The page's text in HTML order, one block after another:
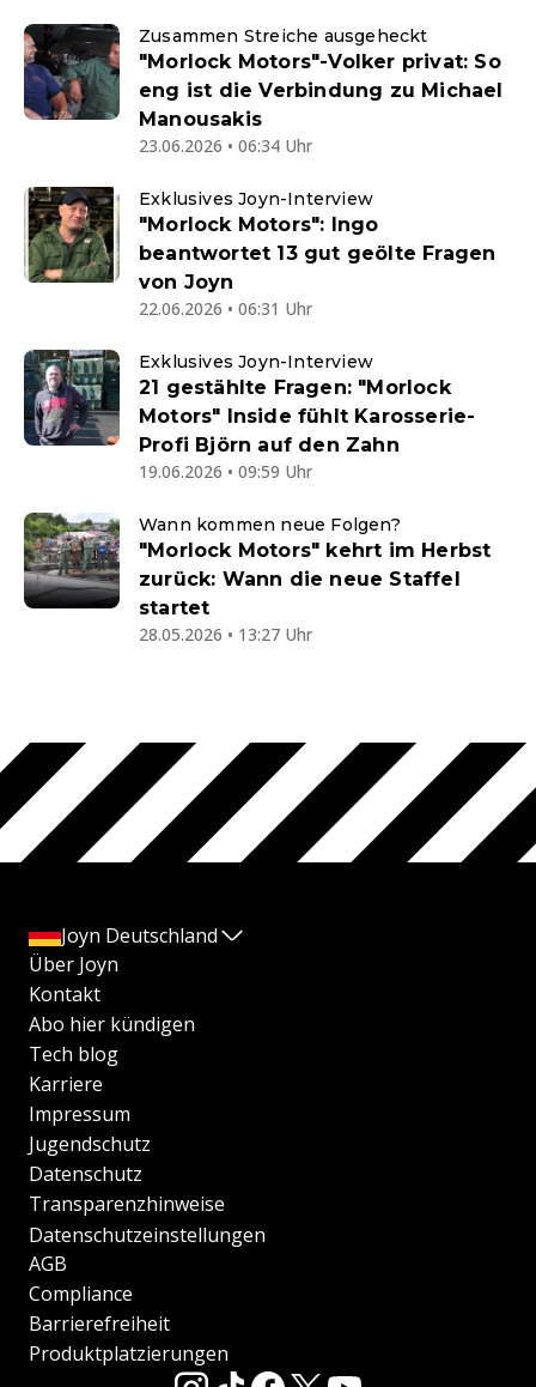
Zusammen Streiche ausgeheckt
"Morlock Motors"-Volker privat: So
eng ist die Verbindung zu Michael
Manousakis
23.06.2026 • 06:34 Uhr
Exklusives Joyn-Interview
"Morlock Motors": Ingo
beantwortet 13 gut geölte Fragen
von Joyn
22.06.2026 • 06:31 Uhr
Exklusives Joyn-Interview
21 gestählte Fragen: "Morlock
Motors" Inside fühlt Karosserie-
Profi Björn auf den Zahn
19.06.2026 • 09:59 Uhr
Wann kommen neue Folgen?
"Morlock Motors" kehrt im Herbst
zurück: Wann die neue Staffel
startet
28.05.2026 • 13:27 Uhr
Joyn Deutschland
Über Joyn
Kontakt
Abo hier kündigen
Tech blog
Karriere
Impressum
Jugendschutz
Datenschutz
Transparenzhinweise
Datenschutzeinstellungen
AGB
Compliance
Barrierefreiheit
Produktplatzierungen